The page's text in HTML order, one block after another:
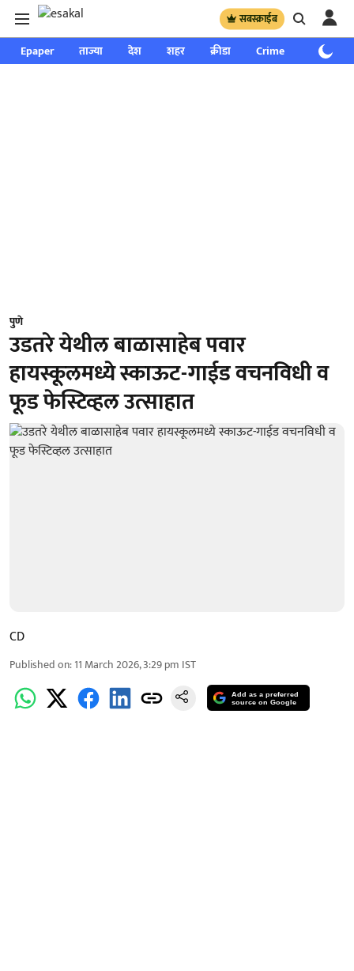
सबस्क्राईब
Epaper ताज्या देश शहर क्रीडा Crime साप्ताहिक
पुणे
उडतरे येथील बाळासाहेब पवार
हायस्कूलमध्ये स्काऊट-गाईड वचनविधी व
फूड फेस्टिव्हल उत्साहात
CD
Published on:11 March 2026, 3:29 pm IST
Add as a preferred
source on Google